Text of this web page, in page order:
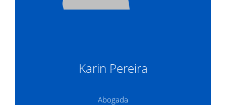
Karin Pereira
Abogada